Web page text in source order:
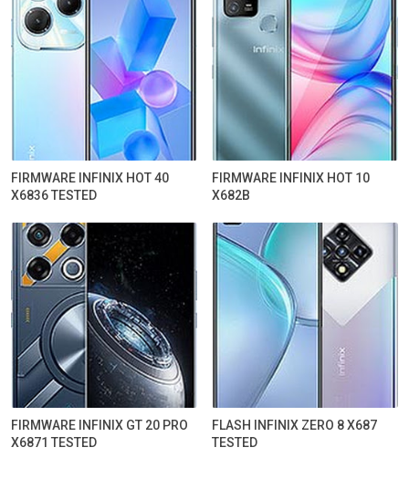
FIRMWARE INFINIX HOT 40
X6836 TESTED
FIRMWARE INFINIX HOT 10
X682B
FIRMWARE INFINIX GT 20 PRO
X6871 TESTED
FLASH INFINIX ZERO 8 X687
TESTED